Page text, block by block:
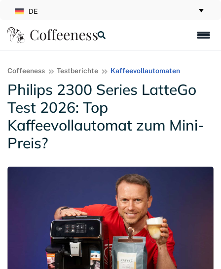
DE
Coffeeness Testberichte Kaffeevollautomaten
Philips 2300 Series LatteGo
Test 2026: Top
Kaffeevollautomat zum Mini-
Preis?